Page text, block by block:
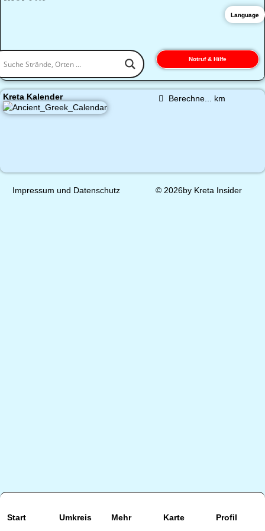
Notruf & Hilfe
Kreta Kalender Berechne... km
Start Umkreis Mehr Karte Profil
Impressum und Datenschutz © 2026by Kreta Insider
Language